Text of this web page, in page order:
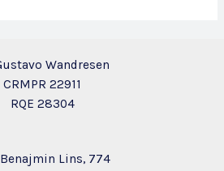
Wandresen
CRMPR 22911
RQE 28304
Lins, 774